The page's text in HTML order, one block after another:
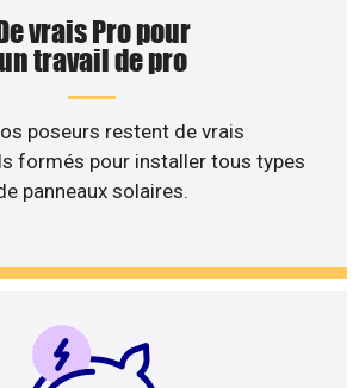
vrais Pro pour
travail de pro
poseurs restent de vrais
formés pour installer tous types
panneaux solaires.